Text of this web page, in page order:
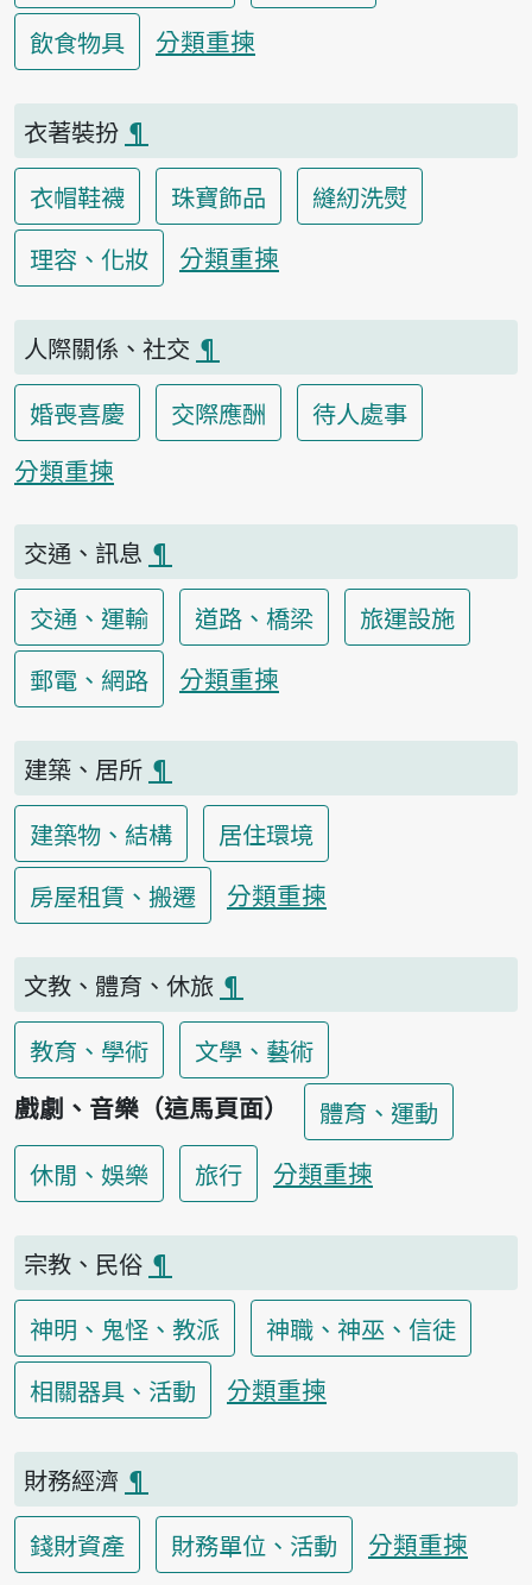
飲食物具
分類重揀
衣著裝扮 ¶
衣帽鞋襪
珠寶飾品
縫紉洗熨
理容、化妝
分類重揀
人際關係、社交 ¶
婚喪喜慶
交際應酬
待人處事
分類重揀
交通、訊息 ¶
交通、運輸
道路、橋梁
旅運設施
郵電、網路
分類重揀
建築、居所 ¶
建築物、結構
居住環境
房屋租賃、搬遷
分類重揀
文教、體育、休旅 ¶
教育、學術
文學、藝術
戲劇、音樂（這馬頁面）
體育、運動
休閒、娛樂
旅行 分類重揀
宗教、民俗 ¶
神明、鬼怪、教派
神職、神巫、信徒
相關器具、活動
分類重揀
財務經濟 ¶
錢財資產
財務單位、活動 分類重揀